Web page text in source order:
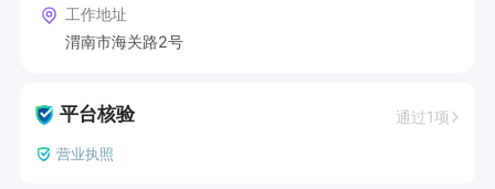
工作地址
渭南市海关路2号
平台核验 通过1项
营业执照